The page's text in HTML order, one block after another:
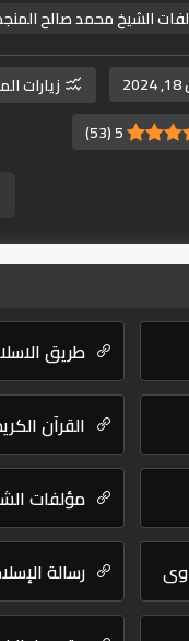
الشيخ محمد صالح
زيارات
5
(
53
)
طريق
القرآن
مؤلفات
رسالة